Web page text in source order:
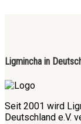
Ligmincha in
Seit 2001 wird
Deutschland e.V.